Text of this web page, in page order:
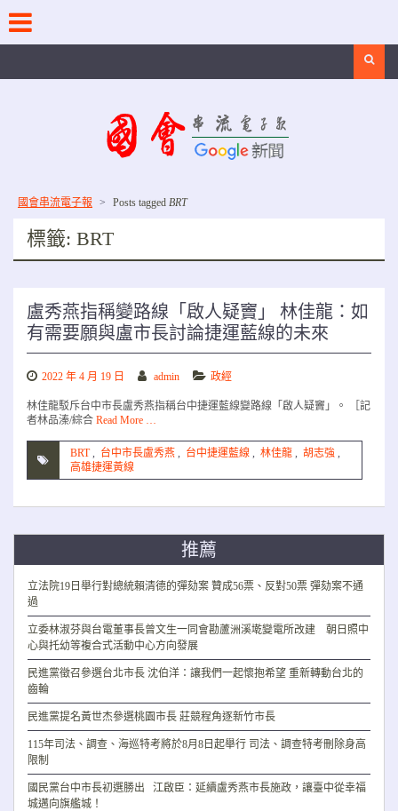
content
國會串流電子報 > Posts tagged BRT
標籤: BRT
盧秀燕指稱變路線「啟人疑竇」 林佳龍：如
有需要願與盧市長討論捷運藍線的未來
2022 年 4 月 19 日 admin 政經
林佳龍駁斥台中市長盧秀燕指稱台中捷運藍線變路線「啟人疑竇」。 ［記
者林品溱/綜合 Read More …
BRT , 台中市長盧秀燕 , 台中捷運藍線 , 林佳龍 , 胡志強 ,
高雄捷運黃線
推薦
立法院19日舉行對總統賴清德的彈劾案 贊成56票、反對50票 彈劾案不通
過
立委林淑芬與台電董事長曾文生一同會勘蘆洲溪墘變電所改建 朝日照中
心與托幼等複合式活動中心方向發展
民進黨徵召參選台北市長 沈伯洋：讓我們一起懷抱希望 重新轉動台北的
齒輪
民進黨提名黃世杰參選桃園市長 莊競程角逐新竹市長
115年司法、調查、海巡特考將於8月8日起舉行 司法、調查特考刪除身高
限制
國民黨台中市長初選勝出 江啟臣：延續盧秀燕市長施政，讓臺中從幸福
城邁向旗艦城！